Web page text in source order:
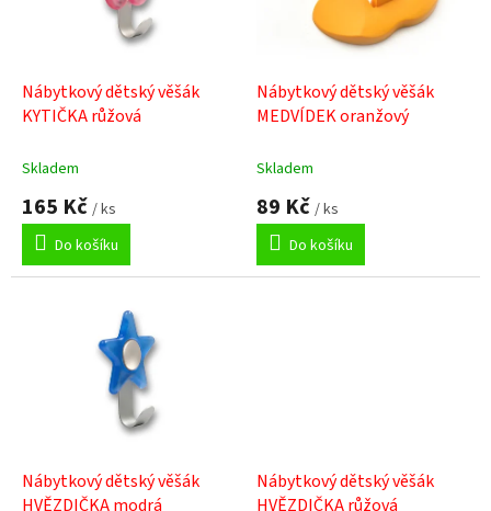
Nábytkový dětský věšák
KYTIČKA růžová
Skladem
165 Kč / ks
Do košíku
Nábytkový dětský věšák
MEDVÍDEK oranžový
Skladem
89 Kč / ks
Do košíku
Nábytkový dětský věšák
HVĚZDIČKA modrá
Nábytkový dětský věšák
HVĚZDIČKA růžová